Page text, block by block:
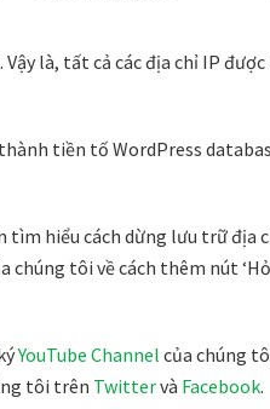
Vậy là, tất cả các địa chỉ IP
tiền tố WordPress
tìm hiểu cách dừng lưu trữ địa
chúng tôi về cách thêm nút
YouTube Channel của chúng
tôi trên Twittervà Facebook.